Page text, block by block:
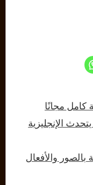
كامل مجانًا
الإنجليزية
بالصور والأفعال